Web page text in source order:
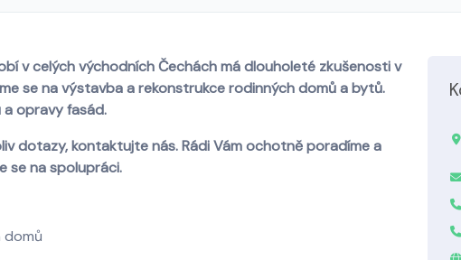
v celých východních Čechách má dlouholeté zkušenosti v
se na výstavba a rekonstrukce rodinných domů a bytů.
a opravy fasád.
dotazy, kontaktujte nás. Rádi Vám ochotně poradíme a
se na spolupráci.
domů